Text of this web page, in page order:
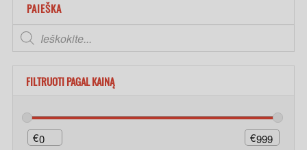
PAIEŠKA
FILTRUOTI PAGAL KAINĄ
€ €